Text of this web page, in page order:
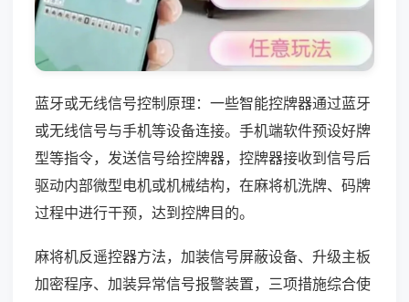
蓝牙或无线信号控制原理：一些智能控牌器通过蓝牙
或无线信号与手机等设备连接。手机端软件预设好牌
型等指令，发送信号给控牌器，控牌器接收到信号后
驱动内部微型电机或机械结构，在麻将机洗牌、码牌
过程中进行干预，达到控牌目的。
麻将机反遥控器方法，加装信号屏蔽设备、升级主板
加密程序、加装异常信号报警装置，三项措施综合使